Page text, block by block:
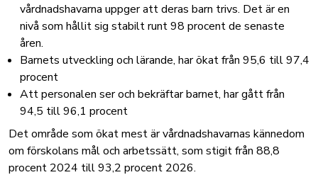
vårdnadshavarna uppger att deras barn trivs. Det är en
nivå som hållit sig stabilt runt 98 procent de senaste
åren.
Barnets utveckling och lärande, har ökat från 95,6 till 97,4
procent
Att personalen ser och bekräftar barnet, har gått från
94,5 till 96,1 procent
Det område som ökat mest är vårdnadshavarnas kännedom
om förskolans mål och arbetssätt, som stigit från 88,8
procent 2024 till 93,2 procent 2026.